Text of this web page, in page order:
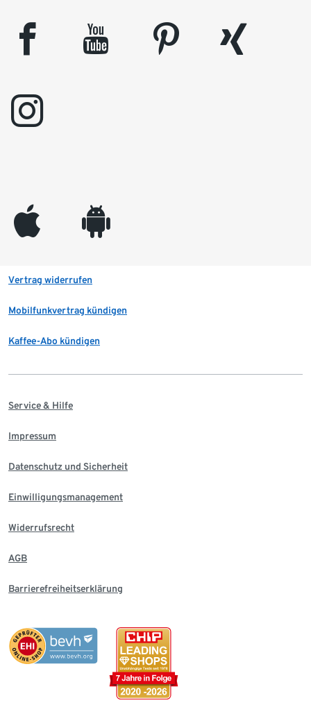
facebook youtube pinterest
xing
instagram
appleinc android
Vertrag widerrufen
Mobilfunkvertrag kündigen
Kaffee-Abo kündigen
Service & Hilfe
Impressum
Datenschutz und Sicherheit
Einwilligungsmanagement
Widerrufsrecht
AGB
Barrierefreiheitserklärung